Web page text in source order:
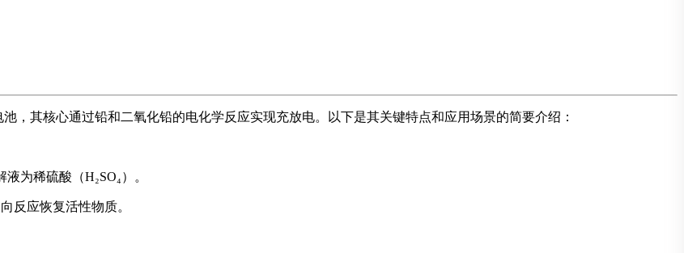
，其核心通过铅和二氧化铅的电化学反应实现充放电。以下是其关键特点和应用场景的简要介绍：
为稀硫酸（H₂SO₄）。
反应恢复活性物质。